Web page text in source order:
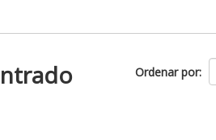
Ordenar por